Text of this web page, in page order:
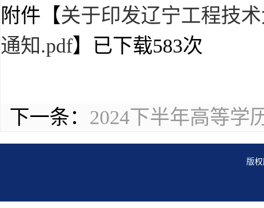
附件【关于印发辽宁工程技
通知.pdf】已下载583次
下一条： 2024下半年高等学
版